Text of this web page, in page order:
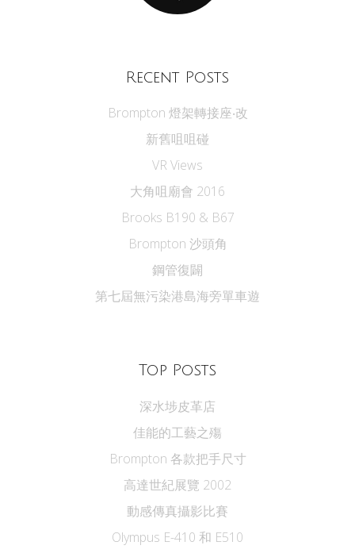
Recent Posts
Brompton 燈架轉接座‧改
新舊咀咀碰
VR Views
大角咀廟會 2016
Brooks B190 & B67
Brompton 沙頭角
鋼管復闢
第七屆無污染港島海旁單車遊
Top Posts
深水埗皮革店
佳能的工藝之殤
Brompton 各款把手尺寸
高達世紀展覽 2002
動感傳真攝影比賽
Olympus E-410 和 E510